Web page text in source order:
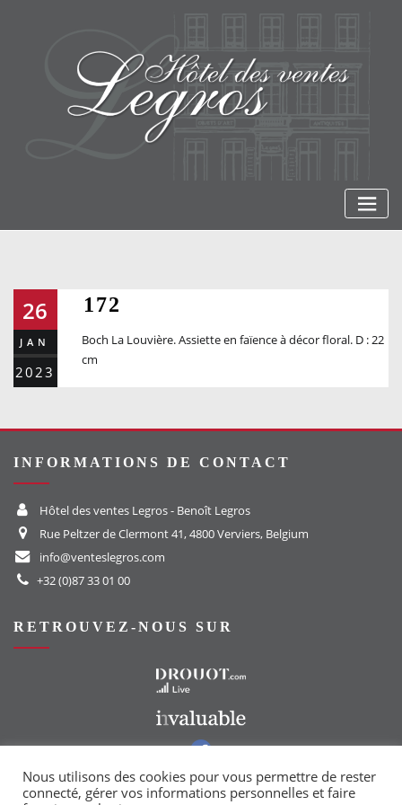
26
JAN
2023
172
Boch La Louvière. Assiette en faïence à décor floral. D : 22
cm
INFORMATIONS DE CONTACT
Hôtel des ventes Legros - Benoît Legros
Rue Peltzer de Clermont 41, 4800 Verviers, Belgium
info@venteslegros.com
+32 (0)87 33 01 00
RETROUVEZ-NOUS SUR
Vers notre groupe Facebook
Nous utilisons des cookies pour vous permettre de rester
connecté, gérer vos informations personnelles et faire